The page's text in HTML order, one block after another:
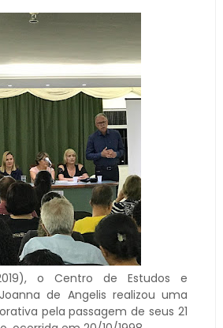
o Centro de Estudos e
de Angelis realizou uma
pela passagem de seus 21